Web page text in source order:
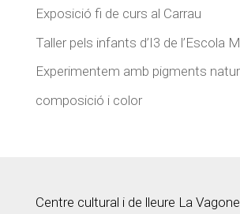
Exposició fi de curs al Carrau
Taller pels infants d’I3 de l’Escola
Experimentem amb pigments
composició i color
Centre cultural i de lleure La